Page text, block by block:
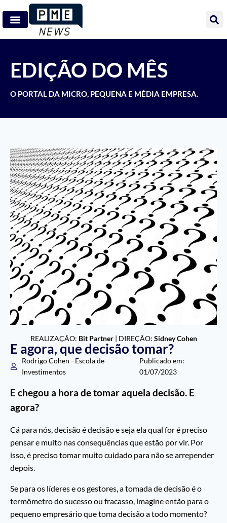
EDIÇÃO DO MÊS
O PORTAL DA MICRO, PEQUENA E MÉDIA EMPRESA.
REALIZAÇÃO: Bit Partner| DIREÇÃO: Sidney Cohen
E agora, que decisão tomar?
Rodrigo Cohen - Escola de
Investimentos
Publicado em:
01/07/2023
E chegou a hora de tomar aquela decisão. E
agora?
Cá para nós, decisão é decisão e seja ela qual for é preciso
pensar e muito nas consequências que estão por vir. Por
isso, é preciso tomar muito cuidado para não se arrepender
depois.
Se para os líderes e os gestores, a tomada de decisão é o
termômetro do sucesso ou fracasso, imagine então para o
pequeno empresário que toma decisão a todo momento?